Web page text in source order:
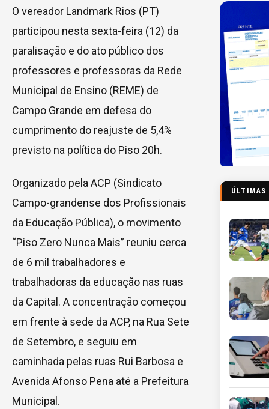
O vereador Landmark Rios (PT)
participou nesta sexta-feira (12) da
paralisação e do ato público dos
professores e professoras da Rede
Municipal de Ensino (REME) de
Campo Grande em defesa do
cumprimento do reajuste de 5,4%
previsto na política do Piso 20h.
Organizado pela ACP (Sindicato
Campo-grandense dos Profissionais
da Educação Pública), o movimento
“Piso Zero Nunca Mais” reuniu cerca
de 6 mil trabalhadores e
trabalhadoras da educação nas ruas
da Capital. A concentração começou
em frente à sede da ACP, na Rua Sete
de Setembro, e seguiu em
caminhada pelas ruas Rui Barbosa e
Avenida Afonso Pena até a Prefeitura
Municipal.